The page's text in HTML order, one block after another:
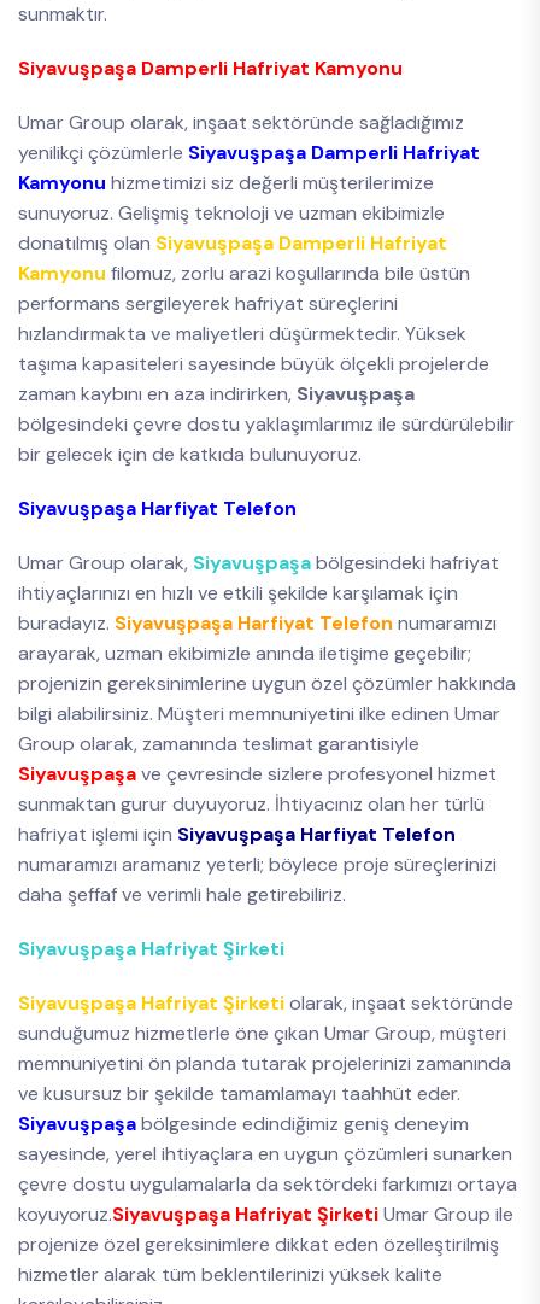
sunmaktır.
Siyavuşpaşa Damperli Hafriyat Kamyonu
Umar Group olarak, inşaat sektöründe sağladığımız
yenilikçi çözümlerle Siyavuşpaşa Damperli Hafriyat
Kamyonu hizmetimizi siz değerli müşterilerimize
sunuyoruz. Gelişmiş teknoloji ve uzman ekibimizle
donatılmış olan Siyavuşpaşa Damperli Hafriyat
Kamyonu filomuz, zorlu arazi koşullarında bile üstün
performans sergileyerek hafriyat süreçlerini
hızlandırmakta ve maliyetleri düşürmektedir. Yüksek
taşıma kapasiteleri sayesinde büyük ölçekli projelerde
zaman kaybını en aza indirirken, Siyavuşpaşa
bölgesindeki çevre dostu yaklaşımlarımız ile sürdürülebilir
bir gelecek için de katkıda bulunuyoruz.
Siyavuşpaşa Harfiyat Telefon
Umar Group olarak, Siyavuşpaşabölgesindeki hafriyat
ihtiyaçlarınızı en hızlı ve etkili şekilde karşılamak için
buradayız. Siyavuşpaşa Harfiyat Telefon numaramızı
arayarak, uzman ekibimizle anında iletişime geçebilir;
projenizin gereksinimlerine uygun özel çözümler hakkında
bilgi alabilirsiniz. Müşteri memnuniyetini ilke edinen Umar
Group olarak, zamanında teslimat garantisiyle
Siyavuşpaşave çevresinde sizlere profesyonel hizmet
sunmaktan gurur duyuyoruz. İhtiyacınız olan her türlü
hafriyat işlemi için Siyavuşpaşa Harfiyat Telefon
numaramızı aramanız yeterli; böylece proje süreçlerinizi
daha şeffaf ve verimli hale getirebiliriz.
Siyavuşpaşa Hafriyat Şirketi
Siyavuşpaşa Hafriyat Şirketiolarak, inşaat sektöründe
sunduğumuz hizmetlerle öne çıkan Umar Group, müşteri
memnuniyetini ön planda tutarak projelerinizi zamanında
ve kusursuz bir şekilde tamamlamayı taahhüt eder.
Siyavuşpaşabölgesinde edindiğimiz geniş deneyim
sayesinde, yerel ihtiyaçlara en uygun çözümleri sunarken
çevre dostu uygulamalarla da sektördeki farkımızı ortaya
koyuyoruz.Siyavuşpaşa Hafriyat ŞirketiUmar Group ile
projenize özel gereksinimlere dikkat eden özelleştirilmiş
hizmetler alarak tüm beklentilerinizi yüksek kalite